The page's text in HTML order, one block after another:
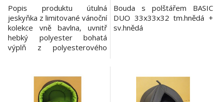
Popis produktu útulná
jeskyňka z limitované vánoční
kolekce vně bavlna, uvnitř
hebký polyester bohatá
výplň z polyesterového
materiál: bavlna / polyester /
polyesterové rouno barva:
béžová s potiskem
Bouda s polštářem BASIC
DUO 33x33x32 tm.hnědá +
sv.hnědá